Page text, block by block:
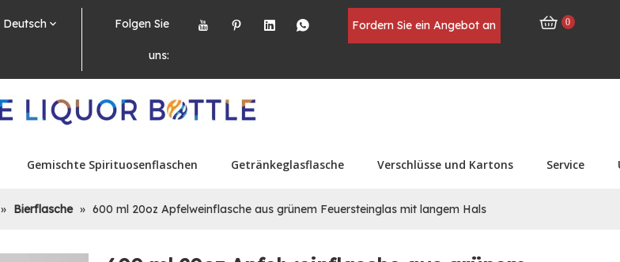
Deutsch Folgen Sie
uns:
Fordern Sie ein Angebot an 0
Gemischte Spirituosenflaschen Getränkeglasflasche Verschlüsse und Kartons Service
» Bierflasche » 600 ml 20oz Apfelweinflasche aus grünem Feuersteinglas mit langem Hals